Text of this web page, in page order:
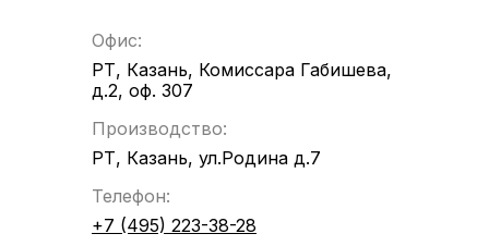
Офис:
РТ, Казань, Комиссара Габишева,
д.2, оф. 307
Производство:
РТ, Казань, ул.Родина д.7
Телефон:
+7 (495) 223-38-28